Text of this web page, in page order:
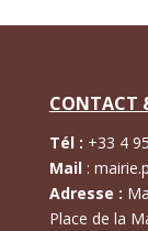
CONTACT
Tél : +33 4
Mail:
Adresse :
Place de la